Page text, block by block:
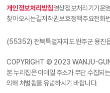
개인정보처리방침영상정보처리기기운
찾아오시는길저작권보호정책주요전화
(55352) 전북특별자치도 완주군 용진
COPYRIGHT © 2023 WANJU-
본 누리집은 이메일 주소가 무단 수집되
의해 처벌됨을 유념하시기 바랍니다.